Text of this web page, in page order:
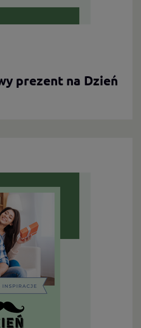
prezent na Dzień